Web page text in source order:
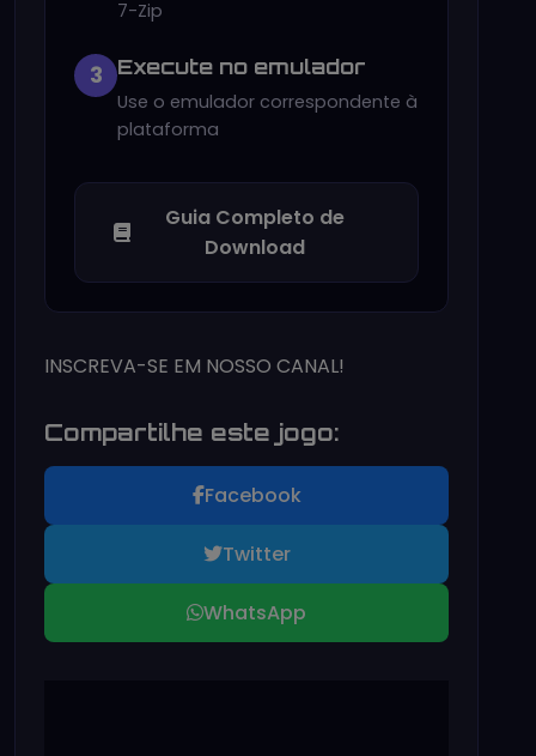
7-Zip
3 Execute no emulador
Use o emulador correspondente à
plataforma
Guia Completo de
Download
INSCREVA-SE EM NOSSO CANAL!
Compartilhe este jogo:
Facebook
Twitter
WhatsApp